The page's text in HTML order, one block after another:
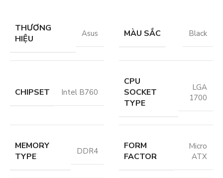
THƯƠNG
HIỆU
Asus MÀU SẮC Black
CHIPSET Intel B760
CPU
SOCKET
TYPE
LGA
1700
MEMORY
TYPE
DDR4
FORM
FACTOR
Micro
ATX